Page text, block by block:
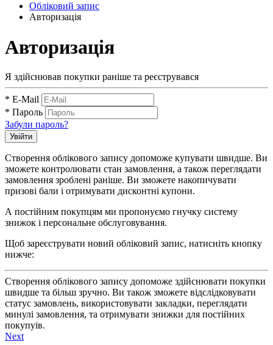
Обліковий запис
Авторизація
Авторизація
Я здійснював покупки раніше та реєструвався
* E-Mail
* Пароль
Забули пароль?
Увійти
Створення облікового запису допоможе купувати швидше. Ви
зможете контролювати стан замовлення, а також переглядати
замовлення зроблені раніше. Ви зможете накопичувати
призові бали і отримувати дисконтні купони.
А постійним покупцям ми пропонуємо гнучку систему
знижок і персональне обслуговування.
Щоб зареєструвати новий обліковий запис, натисніть кнопку
нижче:
Створення облікового запису допоможе здійснювати покупки
швидше та більш зручно. Ви також зможете відслідковувати
статус замовлень, використовувати закладки, переглядати
минулі замовлення, та отримувати знижки для постійних
покупуів.
Next